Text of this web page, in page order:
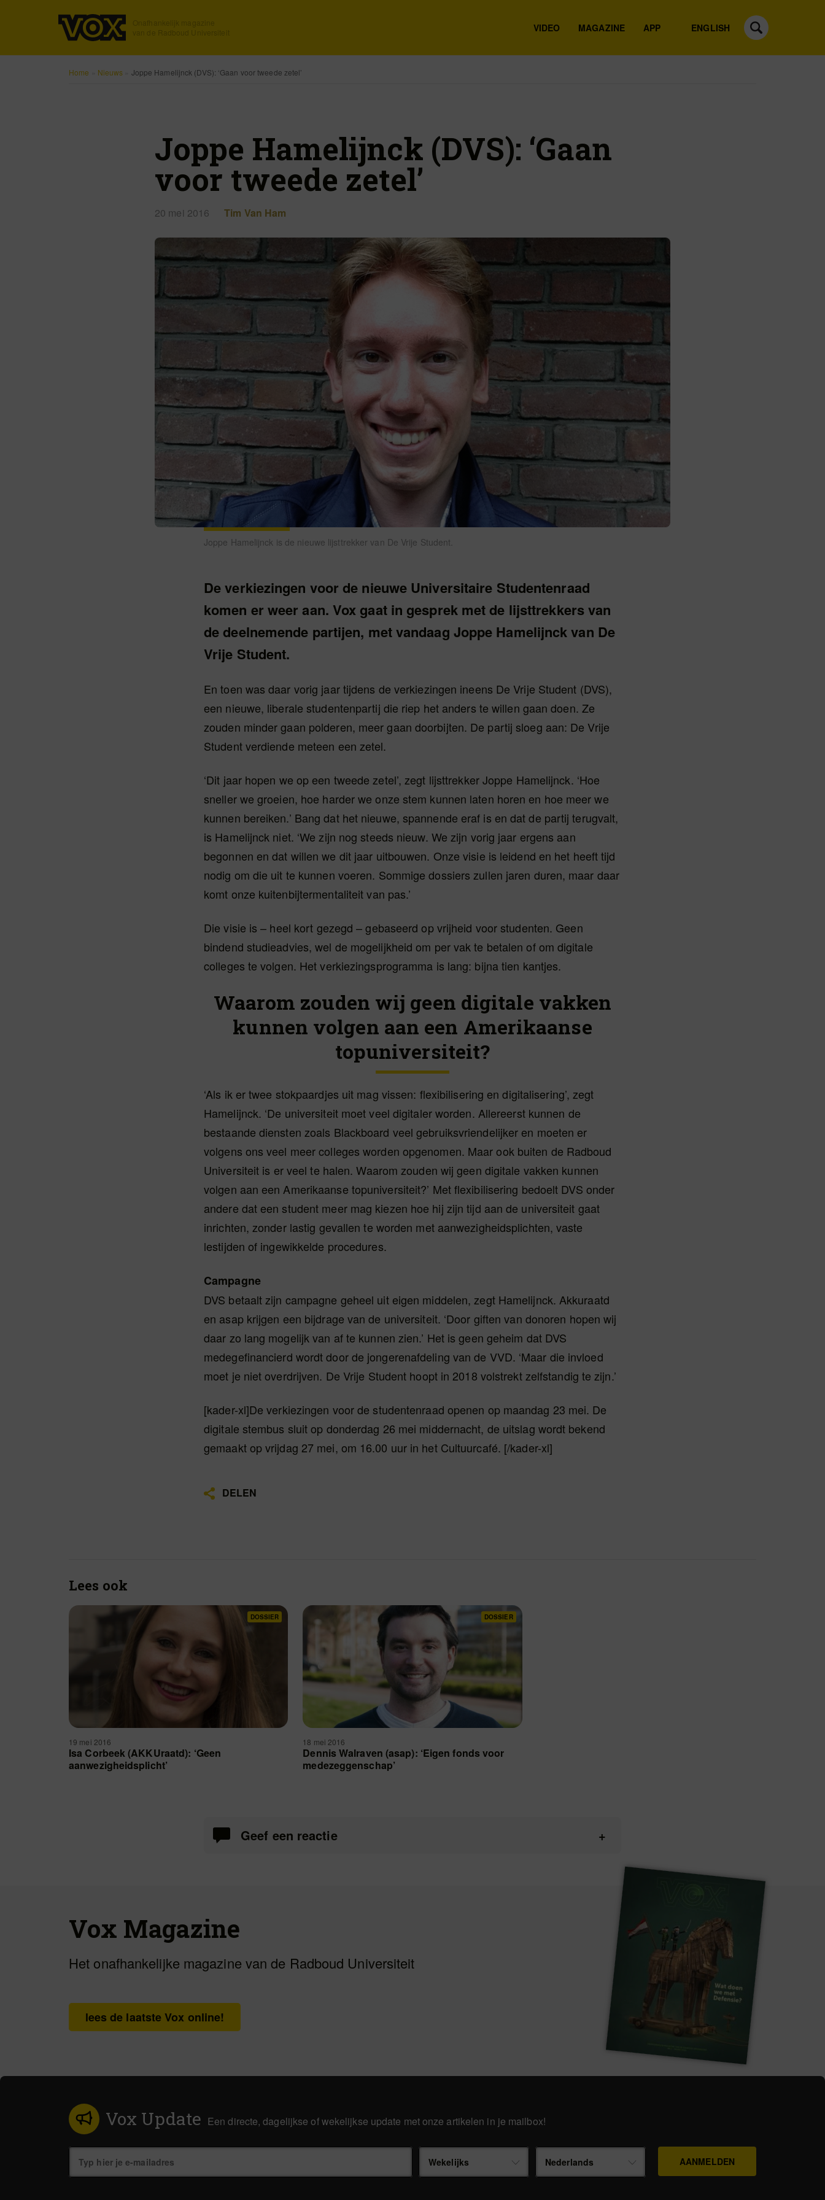
ENGLISH
VIDEO MAGAZINE APP
Home Nieuws Joppe Hamelijnck (DVS): ‘Gaan voor tweede zetel’
Joppe Hamelijnck (DVS): ‘Gaan
voor tweede zetel’
20 mei 2016 Tim Van Ham
Joppe Hamelijnck is de nieuwe lijsttrekker van De Vrije Student.
De verkiezingen voor de nieuwe Universitaire Studentenraad
komen er weer aan. Vox gaat in gesprek met de lijsttrekkers van
de deelnemende partijen, met vandaag Joppe Hamelijnck van De
Vrije Student.
En toen was daar vorig jaar tijdens de verkiezingen ineens De Vrije Student (DVS),
een nieuwe, liberale studentenpartij die riep het anders te willen gaan doen. Ze
zouden minder gaan polderen, meer gaan doorbijten. De partij sloeg aan: De Vrije
Student verdiende meteen een zetel.
‘Dit jaar hopen we op een tweede zetel’, zegt lijsttrekker Joppe Hamelijnck. ‘Hoe
sneller we groeien, hoe harder we onze stem kunnen laten horen en hoe meer we
kunnen bereiken.’ Bang dat het nieuwe, spannende eraf is en dat de partij terugvalt,
is Hamelijnck niet. ‘We zijn nog steeds nieuw. We zijn vorig jaar ergens aan
begonnen en dat willen we dit jaar uitbouwen. Onze visie is leidend en het heeft tijd
nodig om die uit te kunnen voeren. Sommige dossiers zullen jaren duren, maar daar
komt onze kuitenbijtermentaliteit van pas.’
Die visie is – heel kort gezegd – gebaseerd op vrijheid voor studenten. Geen
bindend studieadvies, wel de mogelijkheid om per vak te betalen of om digitale
colleges te volgen. Het verkiezingsprogramma is lang: bijna tien kantjes.
Waarom zouden wij geen digitale vakken
kunnen volgen aan een Amerikaanse
topuniversiteit?
‘Als ik er twee stokpaardjes uit mag vissen: flexibilisering en digitalisering’, zegt
Hamelijnck. ‘De universiteit moet veel digitaler worden. Allereerst kunnen de
bestaande diensten zoals Blackboard veel gebruiksvriendelijker en moeten er
volgens ons veel meer colleges worden opgenomen. Maar ook buiten de Radboud
Universiteit is er veel te halen. Waarom zouden wij geen digitale vakken kunnen
volgen aan een Amerikaanse topuniversiteit?’ Met flexibilisering bedoelt DVS onder
andere dat een student meer mag kiezen hoe hij zijn tijd aan de universiteit gaat
inrichten, zonder lastig gevallen te worden met aanwezigheidsplichten, vaste
lestijden of ingewikkelde procedures.
Campagne
DVS betaalt zijn campagne geheel uit eigen middelen, zegt Hamelijnck. Akkuraatd
en asap krijgen een bijdrage van de universiteit. ‘Door giften van donoren hopen wij
daar zo lang mogelijk van af te kunnen zien.’ Het is geen geheim dat DVS
medegefinancierd wordt door de jongerenafdeling van de VVD. ‘Maar die invloed
moet je niet overdrijven. De Vrije Student hoopt in 2018 volstrekt zelfstandig te zijn.’
[kader-xl]De verkiezingen voor de studentenraad openen op maandag 23 mei. De
digitale stembus sluit op donderdag 26 mei middernacht, de uitslag wordt bekend
gemaakt op vrijdag 27 mei, om 16.00 uur in het Cultuurcafé. [/kader-xl]
DELEN
Lees ook
DOSSIER
19 mei 2016
Isa Corbeek (AKKUraatd): ‘Geen
aanwezigheidsplicht’
DOSSIER
18 mei 2016
Dennis Walraven (asap): ‘Eigen fonds voor
medezeggenschap’
Geef een reactie
Vox Magazine
Het onafhankelijke magazine van de Radboud Universiteit
lees de laatste Vox online!
Vox Update Een directe, dagelijkse of wekelijkse update met onze artikelen in je mailbox!
Wekelijks Nederlands